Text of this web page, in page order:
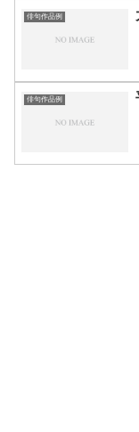
俳句作品例
俳句作品例